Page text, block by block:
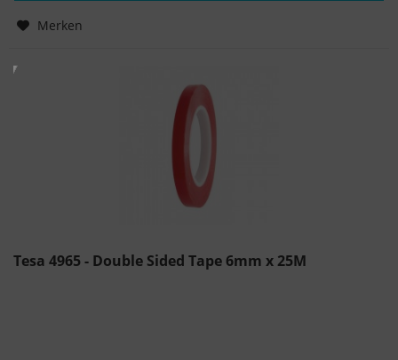
Merken
Tesa 4965 - Double Sided Tape 6mm x 25M